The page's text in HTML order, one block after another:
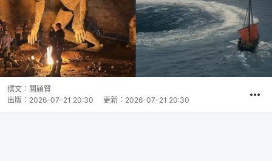
撰文： 關穎賢
出版： 2026-07-21 20:30 更新： 2026-07-21 20:30